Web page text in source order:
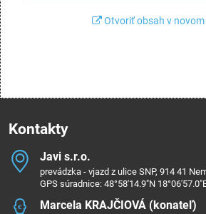
Otvoriť obsah v novom
Kontakty
Javi s​.r​.o​.
prevádzka - vjazd z ulice SNP, 914 41
GPS súradnice: 48°58'14.9"N
Marcela KRAJČIOVÁ (konateľ)